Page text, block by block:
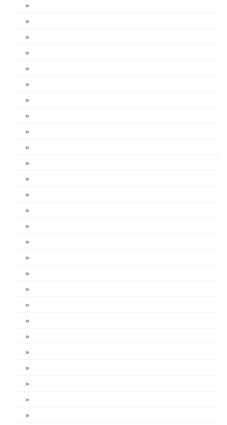
»
»
»
»
»
»
»
»
»
»
»
»
»
»
»
»
»
»
»
»
»
»
»
»
»
»
»